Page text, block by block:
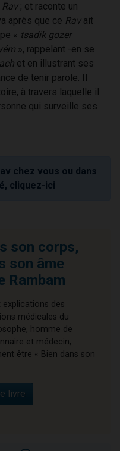
Rav; et raconte un
après que ce Ravait
« tsadik gozer
», rappelant -en se
et en illustrant ses
de tenir parole. Il
à travers laquelle il
qui surveille ses
chez vous ou dans
cliquez-ici
son corps,
son âme
Rambam
des
médicales du
homme de
et médecin,
être « Bien dans son
livre